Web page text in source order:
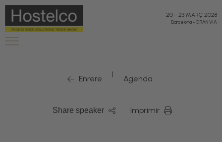
20 - 23 MARÇ 2028
Barcelona-GRAN VIA
Enrere | Agenda
Share speaker Imprimir